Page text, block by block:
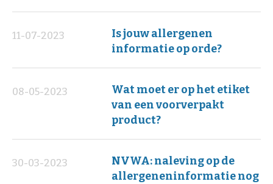
Is jouw allergenen
informatie op orde?
11-07-2023
Wat moet er op het etiket
van een voorverpakt
product?
08-05-2023
NVWA: naleving op de
allergeneninformatie nog
30-03-2023